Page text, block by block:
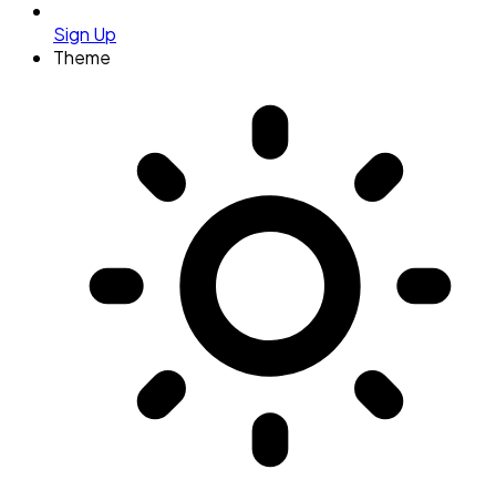
Sign Up
Theme